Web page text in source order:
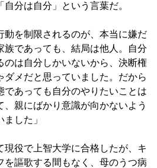
自分は自分」という言葉だ。
動を制限されるのが、本当に嫌だ
族であっても、結局は他人。自分
のは自分しかいないから、決断権
ダメだと思っていました。だから
であっても自分のやりたいことは
、親にばかり意識が向かないよう
した」
現役で上智大学に合格したが、キ
を謳歌する間もなく、母のうつ病